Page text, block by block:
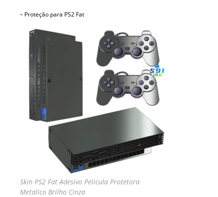
– Proteção para PS2 Fat
Skin PS2 Fat Adesivo Pelicula Protetora
Metalico Brilho Cinza